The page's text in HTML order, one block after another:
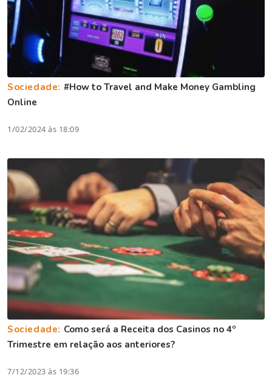
Sociedade: #How to Travel and Make Money Gambling
Online
1/02/2024 às 18:09
Sociedade: Como será a Receita dos Casinos no 4º
Trimestre em relação aos anteriores?
7/12/2023 às 19:36